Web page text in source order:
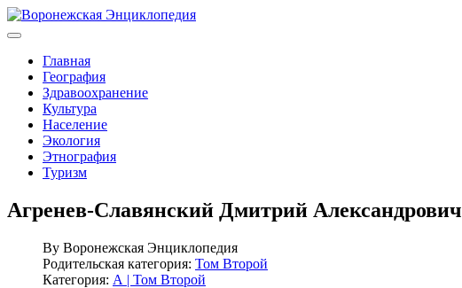
Главная
География
Здравоохранение
Культура
Население
Экология
Этнография
Туризм
Агренев-Славянский Дмитрий Александрович
By Воронежская Энциклопедия
Родительская категория: Том Второй
Категория: А | Том Второй